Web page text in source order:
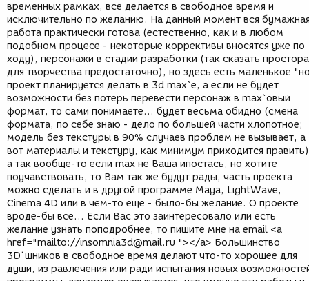
временных рамках, всё делается в свободное время и
исключительно по желанию. На данный момент вся
работа практически готова (естественно, как и в любом
подобном процесе - некоторые коррективы вносятся уже по
ходу), персонажи в стадии разработки (так сказать простора
для творчества предостаточно), но здесь есть маленькое
проект планируется делать в 3d max`е, а если не будет
возможности без потерь перевести персонаж в max`овый
формат, то сами понимаете... будет весьма обидно (смена
формата, по себе знаю - дело по большей части хлопотное;
модель без текстуры в 90% случаев проблем не вызывает, а
вот материалы и текстуру, как минимум приходится
а так вообще-то если max не Ваша ипостась, но хотите
поучавствовать, то Вам так же будут рады, часть проекта
можно сделать и в другой программе Maya, LightWave,
Cinema 4D или в чём-то ещё - было-бы желание. О проекте
вроде-бы всё... Если Вас это заинтересовало или есть
желание узнать поподробнее, то пишите мне на email <a
href="mailto://insomnia3d@mail.ru "></a> Большинство
3D`шников в свободное время делают что-то хорошее для
души, из равлечения или ради испытания новых